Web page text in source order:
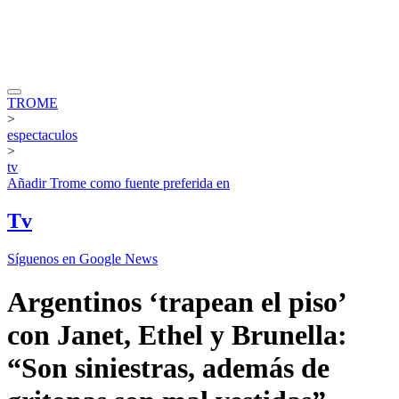
TROME
>
espectaculos
>
tv
AñadirTrome como fuente preferida en
Tv
Síguenos en Google News
Argentinos ‘trapean el piso’
con Janet, Ethel y Brunella:
“Son siniestras, además de